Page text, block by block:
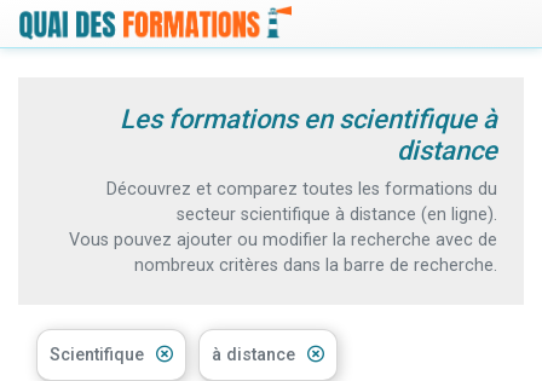
Les formations en scientifique à
distance
Découvrez et comparez toutes les formations du
secteur scientifique à distance (en ligne).
Vous pouvez ajouter ou modifier la recherche avec de
nombreux critères dans la barre de recherche.
Scientifique à distance